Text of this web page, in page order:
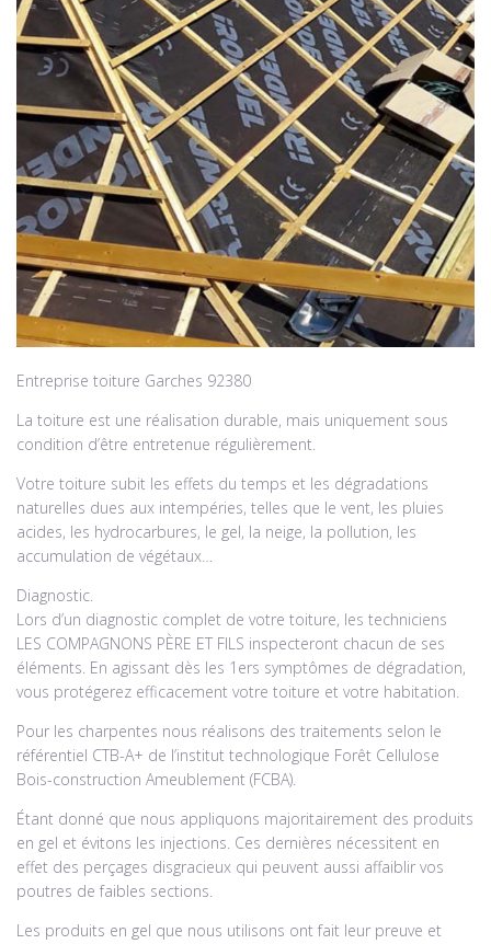
Entreprise toiture Garches 92380
La toiture est une réalisation durable, mais uniquement sous
condition d’être entretenue régulièrement.
Votre toiture subit les effets du temps et les dégradations
naturelles dues aux intempéries, telles que le vent, les pluies
acides, les hydrocarbures, le gel, la neige, la pollution, les
accumulation de végétaux…
Diagnostic.
Lors d’un diagnostic complet de votre toiture, les techniciens
LES COMPAGNONS PÈRE ET FILS inspecteront chacun de ses
éléments. En agissant dès les 1ers symptômes de dégradation,
vous protégerez efficacement votre toiture et votre habitation.
Pour les charpentes nous réalisons des traitements selon le
référentiel CTB-A+ de l’institut technologique Forêt Cellulose
Bois-construction Ameublement (FCBA).
Étant donné que nous appliquons majoritairement des produits
en gel et évitons les injections. Ces dernières nécessitent en
effet des perçages disgracieux qui peuvent aussi affaiblir vos
poutres de faibles sections.
Les produits en gel que nous utilisons ont fait leur preuve et